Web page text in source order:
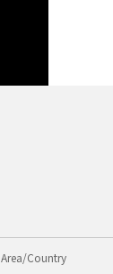
Area/Country